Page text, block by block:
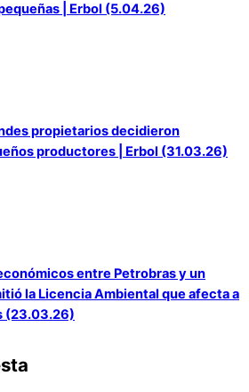
| Erbol (5.04.26)
propietarios decidieron
productores | Erbol (31.03.26)
entre Petrobras y un
la Licencia Ambiental que afecta a
(23.03.26)